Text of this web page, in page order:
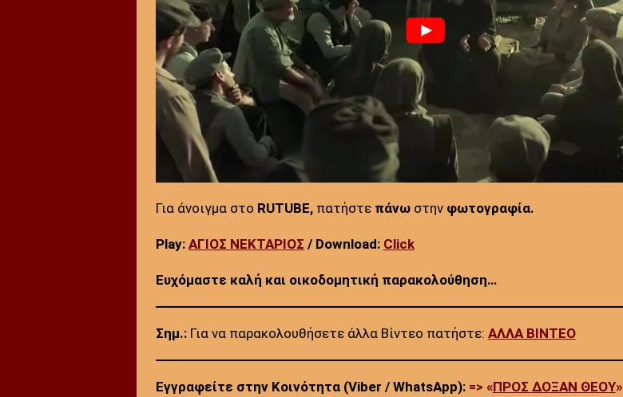
Για άνοιγμα στο RUTUBE,πατήστε πάνω στην φωτογραφία.
Play: ΑΓΙΟΣ ΝΕΚΤΑΡΙΟΣ / Download: Click
Ευχόμαστε καλή και οικοδομητική παρακολούθηση…
Σημ.: Για να παρακολουθήσετε άλλα Βίντεο πατήστε: ΑΛΛΑ ΒΙΝΤΕΟ
Εγγραφείτε στην Κοινότητα (Viber / WhatsApp): => «ΠΡΟΣ ΔΟΞΑΝ ΘΕΟΥ»